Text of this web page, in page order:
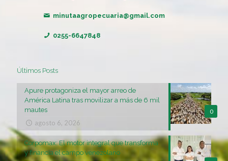
minutaagropecuaria@gmail.com
0255-6647848
Últimos Posts
0
Apure protagoniza el mayor arreo de
América Latina tras movilizar a más de 6 mil
mautes
agosto 6, 2026
Corpomax: El motor integral que transforma
y financia el campo venezolano